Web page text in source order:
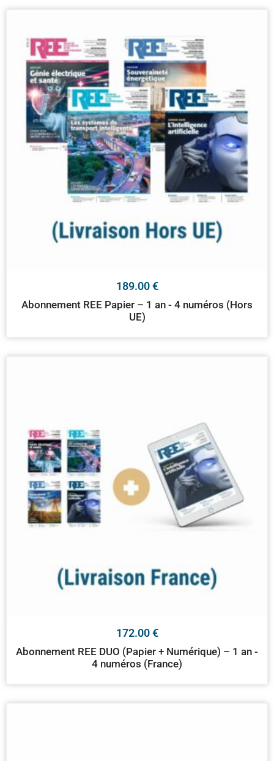
189.00€
Abonnement REE Papier – 1 an - 4 numéros (Hors
UE)
172.00€
Abonnement REE DUO (Papier + Numérique) – 1 an -
4 numéros (France)